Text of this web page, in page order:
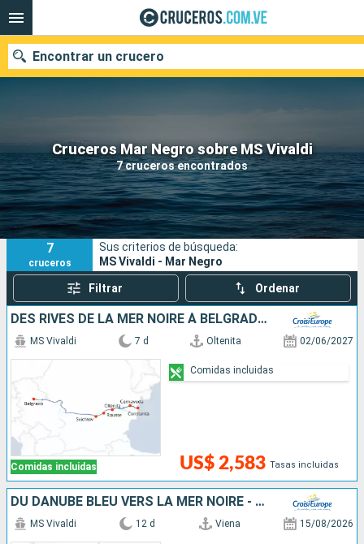
Cruceros Mar Negro sobre MS Vivaldi
7 cruceros encontrados
Encontrar un crucero
Nuestros destinos
Fecha de salida
Puertos Compañías
Buscar
7
cruceros
Sus criterios de búsqueda:
MS Vivaldi - Mar Negro
Filtrar Ordenar
DES RIVES DE LA MER NOIRE À BELGRADE - CROISIÈRE AU C½UR DE L'ÂME DES BALKANS (PORT-PORT)
Comidas incluidas
MS Vivaldi 7 d Oltenita 02/06/2027
US$ 2,583 Tasas incluidas
Comidas incluidas
DU DANUBE BLEU VERS LA MER NOIRE - DE VIENNE À BUCAREST
MS Vivaldi 12 d Viena 15/08/2026